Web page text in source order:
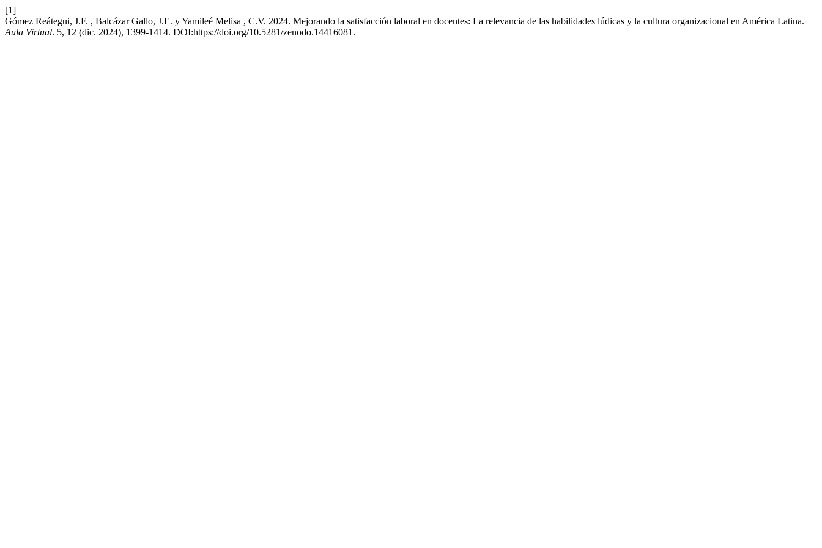
[1]
Gómez Reátegui, J.F. , Balcázar Gallo, J.E. y Yamileé Melisa , C.V. 2024. Mejorando la satisfacción laboral en docentes: La relevancia de las habilidades lúdicas y la cultura organizacional en América Latina.
Aula Virtual. 5, 12 (dic. 2024), 1399-1414. DOI:https://doi.org/10.5281/zenodo.14416081.